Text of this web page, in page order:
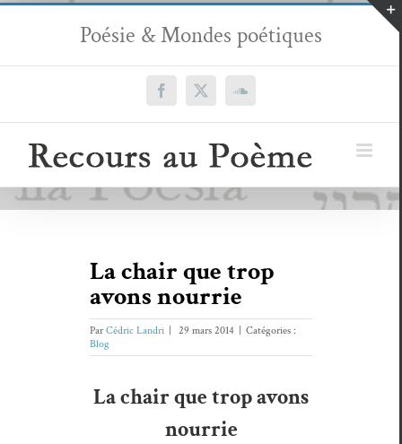
Passer
contenu
Poésie & Mondes poétiques
Facebook
X SoundCloud
La chair que trop
avons nourrie
ParCédric Landri 29 mars 2014
Catégories :
Blog
La chair que trop avons
nourrie